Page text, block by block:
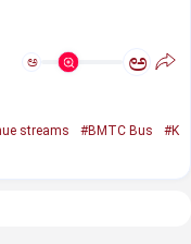
ಅ ಅ
streams #BMTC Bus
#K